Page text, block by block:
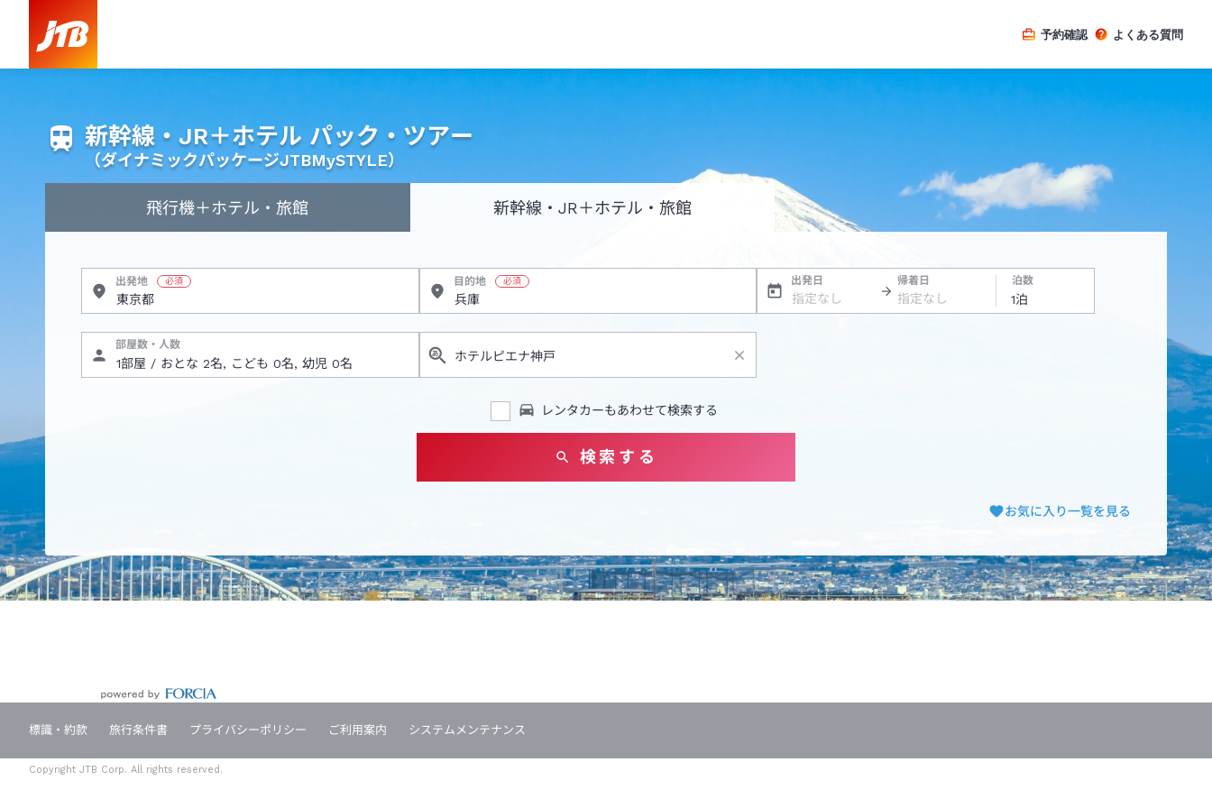
予約確認 よくある質問
新幹線・JR＋ホテル パック・ツアー
（ダイナミックパッケージJTBMySTYLE）
飛行機＋ホテル・旅館 新幹線・JR＋ホテル・旅館
出発地 目的地 出発日 帰着日 泊数
部屋数・人数
レンタカーもあわせて検索する
検索する
お気に入り一覧を見る
標識・約款 旅行条件書 プライバシーポリシー ご利用案内 システムメンテナンス
Copyright JTB Corp. All rights reserved.